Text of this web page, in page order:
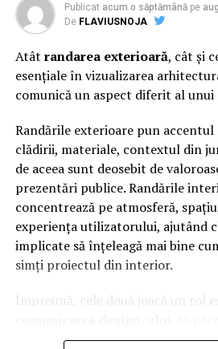
Publicat acum o săptămână pe
De FLAVIUSNOJA
Atât randarea exterioară, cât și
esențiale în vizualizarea
comunică un aspect diferit al
Randările exterioare pun accentul
clădirii, materiale, contextul din
de aceea sunt deosebit de
prezentări publice. Randările
concentrează pe atmosferă,
experiența utilizatorului, ajutând
implicate să înțeleagă mai bine
simți proiectul din interior.
Împreună, cele două joacă un rol
în crearea de materiale vizuale